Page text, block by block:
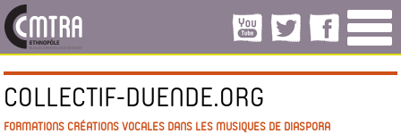
COLLECTIF-DUENDE.ORG
FORMATIONS CRÉATIONS VOCALES DANS LES MUSIQUES DE DIASPORA